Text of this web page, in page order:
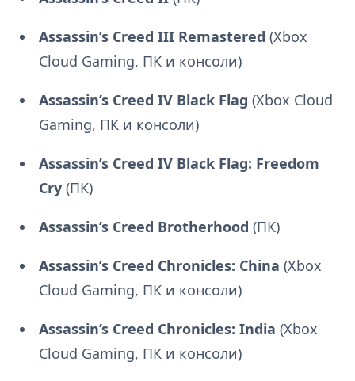
Assassin’s Creed III Remastered (Xbox
Cloud Gaming, ПК и консоли)
Assassin’s Creed IV Black Flag (Xbox Cloud
Gaming, ПК и консоли)
Assassin’s Creed IV Black Flag: Freedom
Cry(ПК)
Assassin’s Creed Brotherhood (ПК)
Assassin’s Creed Chronicles: China (Xbox
Cloud Gaming, ПК и консоли)
Assassin’s Creed Chronicles: India (Xbox
Cloud Gaming, ПК и консоли)